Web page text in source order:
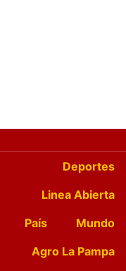
Deportes
Linea Abierta
País
Mundo
Agro La Pampa